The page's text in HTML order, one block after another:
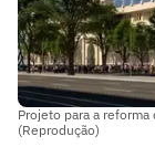
Projeto para a
(Reprodução)